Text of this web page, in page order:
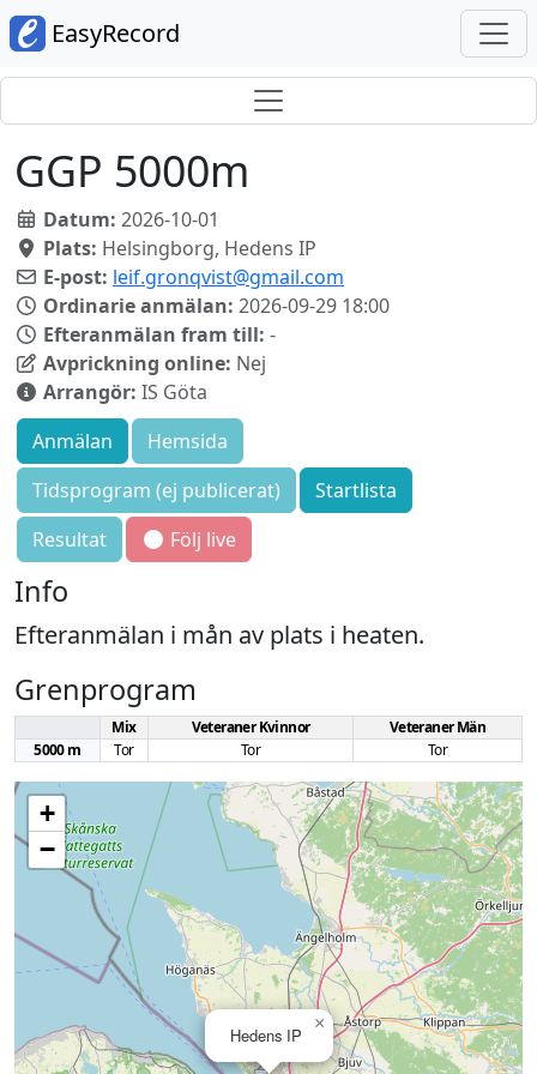
EasyRecord
GGP 5000m
Datum: 2026-10-01
Plats: Helsingborg, Hedens IP
E-post: leif.gronqvist@gmail.com
Ordinarie anmälan: 2026-09-29 18:00
Efteranmälan fram till: -
Avprickning online: Nej
Arrangör: IS Göta
Anmälan
Hemsida
Tidsprogram (ej publicerat)
Startlista
Resultat
Följ live
Info
Efteranmälan i mån av plats i heaten.
Grenprogram
Mix Veteraner Kvinnor
Veteraner Män
5000 m
Tor Tor Tor
Hedens IP
×
+
−